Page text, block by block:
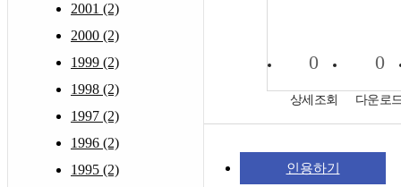
2001 (2)
2000 (2)
1999 (2)
1998 (2)
1997 (2)
1996 (2)
1995 (2)
0
상세조회
0
다운로
인용하기